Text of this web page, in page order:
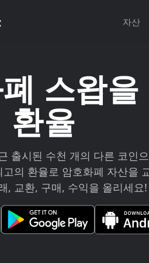
자산
스왑
환율
출시된 수천 개의 다른 코인
의 환율로 암호화폐 자산을
, 교환, 구매, 수익을 올리세요!